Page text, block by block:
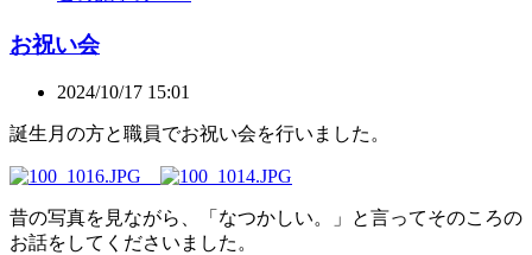
お祝い会
2024/10/17 15:01
誕生月の方と職員でお祝い会を行いました。
昔の写真を見ながら、「なつかしい。」と言ってそのころの
お話をしてくださいました。